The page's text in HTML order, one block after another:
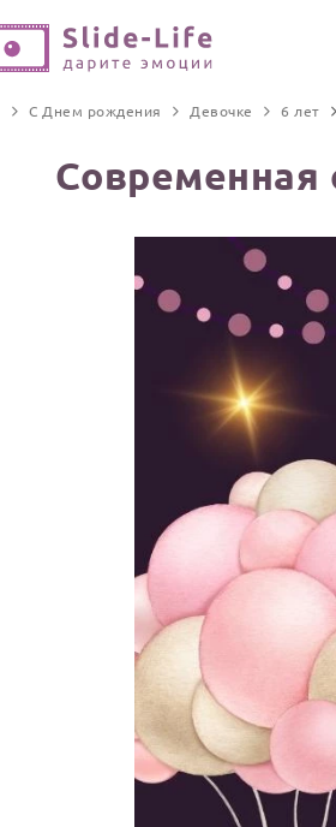
С Днем рождения Девочке 6 лет
Современная